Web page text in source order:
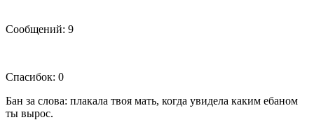
Сообщений: 9
Спасибок: 0
Бан за слова: плакала твоя мать, когда увидела каким ебаном
ты вырос.